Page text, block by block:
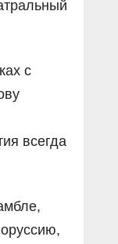
с
всегда